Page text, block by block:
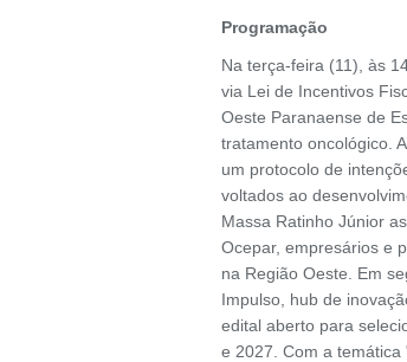
Programação
Na terça-feira (11), às
via Lei de Incentivos
Oeste Paranaense de
tratamento oncológico.
um protocolo de
voltados ao
Massa Ratinho Júnior
Ocepar, empresários e
na Região Oeste. Em
Impulso, hub de
edital aberto para
e 2027. Com a